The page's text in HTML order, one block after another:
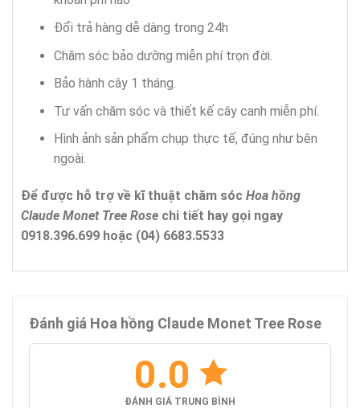
Đổi trả hàng dễ dàng trong 24h
Chăm sóc bảo dưỡng miễn phí trọn đời.
Bảo hành cây 1 tháng.
Tư vấn chăm sóc và thiết kế cây canh miễn phí.
Hình ảnh sản phẩm chụp thực tế, đúng như bên
ngoài.
Để được hỗ trợ về kĩ thuật chăm sóc Hoa hồng
Claude Monet Tree Rose chi tiết hay gọi ngay
0918.396.699 hoặc (04) 6683.5533
Đánh giá Hoa hồng Claude Monet Tree Rose
0.0
ĐÁNH GIÁ TRUNG BÌNH